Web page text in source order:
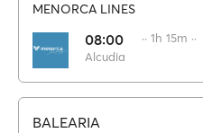
MENORCA LINES
08:00
Alcudia
·· 1h 15m ··
BALEARIA